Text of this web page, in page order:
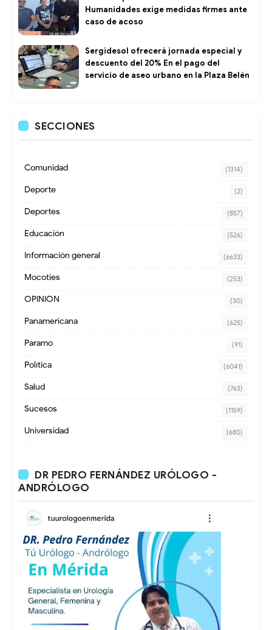
Humanidades exige medidas firmes ante
caso de acoso
Sergidesol ofrecerá jornada especial y
descuento del 20% En el pago del
servicio de aseo urbano en la Plaza Belén
SECCIONES
Comunidad (1314)
Deporte (2)
Deportes (857)
Educación (526)
Información general (6633)
Mocoties (253)
OPINION (30)
Panamericana (625)
Paramo (91)
Política (6041)
Salud (763)
Sucesos (1159)
Universidad (680)
DR PEDRO FERNÁNDEZ URÓLOGO -
ANDRÓLOGO